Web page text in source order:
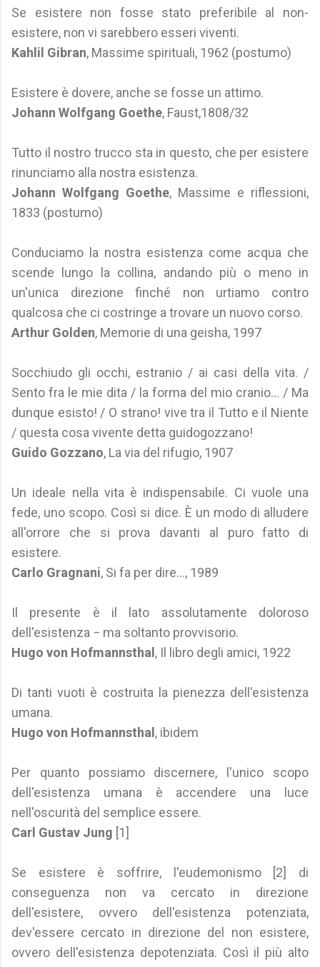
Se esistere non fosse stato preferibile al non-
esistere, non vi sarebbero esseri viventi.
Kahlil Gibran, Massime spirituali, 1962 (postumo)
Esistere è dovere, anche se fosse un attimo.
Johann Wolfgang Goethe, Faust,1808/32
Tutto il nostro trucco sta in questo, che per esistere
rinunciamo alla nostra esistenza.
Johann Wolfgang Goethe, Massime e riflessioni,
1833 (postumo)
Conduciamo la nostra esistenza come acqua che
scende lungo la collina, andando più o meno in
un'unica direzione finché non urtiamo contro
qualcosa che ci costringe a trovare un nuovo corso.
Arthur Golden, Memorie di una geisha, 1997
Socchiudo gli occhi, estranio / ai casi della vita. /
Sento fra le mie dita / la forma del mio cranio... / Ma
dunque esisto! / O strano! vive tra il Tutto e il Niente
/ questa cosa vivente detta guidogozzano!
Guido Gozzano, La via del rifugio, 1907
Un ideale nella vita è indispensabile. Ci vuole una
fede, uno scopo. Così si dice. È un modo di alludere
all'orrore che si prova davanti al puro fatto di
esistere.
Carlo Gragnani, Si fa per dire..., 1989
Il presente è il lato assolutamente doloroso
dell'esistenza − ma soltanto provvisorio.
Hugo von Hofmannsthal , Il libro degli amici, 1922
Di tanti vuoti è costruita la pienezza dell'esistenza
umana.
Hugo von Hofmannsthal , ibidem
Per quanto possiamo discernere, l'unico scopo
dell'esistenza umana è accendere una luce
nell'oscurità del semplice essere.
Carl Gustav Jung [1]
Se esistere è soffrire, l'eudemonismo [2] di
conseguenza non va cercato in direzione
dell'esistere, ovvero dell'esistenza potenziata,
dev'essere cercato in direzione del non esistere,
ovvero dell'esistenza depotenziata. Così il più alto